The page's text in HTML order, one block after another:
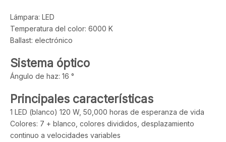
Lámpara: LED
Temperatura del color: 6000 K
Ballast: electrónico
Sistema óptico
Ángulo de haz: 16 °
Principales características
1 LED (blanco) 120 W, 50,000 horas de esperanza de vida
Colores: 7 + blanco, colores divididos, desplazamiento
continuo a velocidades variables